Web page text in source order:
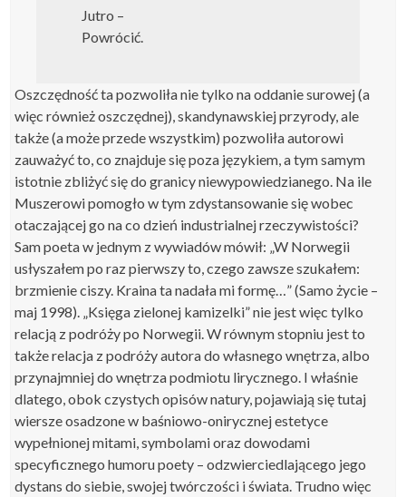
Jutro –
Powrócić.
Oszczędność ta pozwoliła nie tylko na oddanie surowej (a
więc również oszczędnej), skandynawskiej przyrody, ale
także (a może przede wszystkim) pozwoliła autorowi
zauważyć to, co znajduje się poza językiem, a tym samym
istotnie zbliżyć się do granicy niewypowiedzianego. Na ile
Muszerowi pomogło w tym zdystansowanie się wobec
otaczającej go na co dzień industrialnej rzeczywistości?
Sam poeta w jednym z wywiadów mówił: „W Norwegii
usłyszałem po raz pierwszy to, czego zawsze szukałem:
brzmienie ciszy. Kraina ta nadała mi formę…” (Samo życie –
maj 1998). „Księga zielonej kamizelki” nie jest więc tylko
relacją z podróży po Norwegii. W równym stopniu jest to
także relacja z podróży autora do własnego wnętrza, albo
przynajmniej do wnętrza podmiotu lirycznego. I właśnie
dlatego, obok czystych opisów natury, pojawiają się tutaj
wiersze osadzone w baśniowo-onirycznej estetyce
wypełnionej mitami, symbolami oraz dowodami
specyficznego humoru poety – odzwierciedlającego jego
dystans do siebie, swojej twórczości i świata. Trudno więc